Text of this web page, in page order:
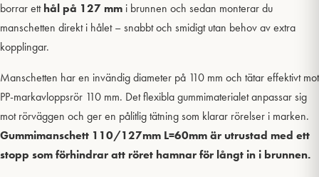
borrar etthål på 127 mm i brunnen och sedan monterar du
manschetten direkt i hålet – snabbt och smidigt utan behov av extra
kopplingar.
Manschetten har en invändig diameter på 110 mm och tätar effektivt mot
PP-markavloppsrör 110 mm. Det flexibla gummimaterialet anpassar sig
mot rörväggen och ger en pålitlig tätning som klarar rörelser i marken.
Gummimanschett 110/127mm L=60mm är utrustad med ett
stopp som förhindrar att röret hamnar för långt in i brunnen.